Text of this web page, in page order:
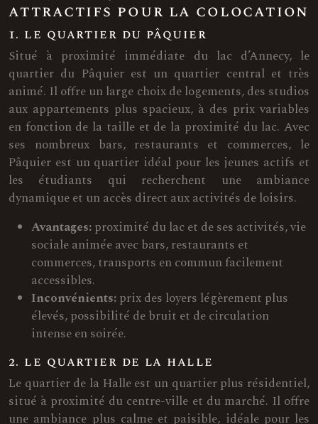
attractifs pour la colocation
1. le quartier du pâquier
Situé à proximité immédiate du lac d’Annecy, le
quartier du Pâquier est un quartier central et très
animé. Il offre un large choix de logements, des studios
aux appartements plus spacieux, à des prix variables
en fonction de la taille et de la proximité du lac. Avec
ses nombreux bars, restaurants et commerces, le
Pâquier est un quartier idéal pour les jeunes actifs et
les étudiants qui recherchent une ambiance
dynamique et un accès direct aux activités de loisirs.
Avantages:proximité du lac et de ses activités, vie
sociale animée avec bars, restaurants et
commerces, transports en commun facilement
accessibles.
Inconvénients:prix des loyers légèrement plus
élevés, possibilité de bruit et de circulation
intense en soirée.
2. le quartier de la halle
Le quartier de la Halle est un quartier plus résidentiel,
situé à proximité du centre-ville et du marché. Il offre
une ambiance plus calme et paisible, idéale pour les